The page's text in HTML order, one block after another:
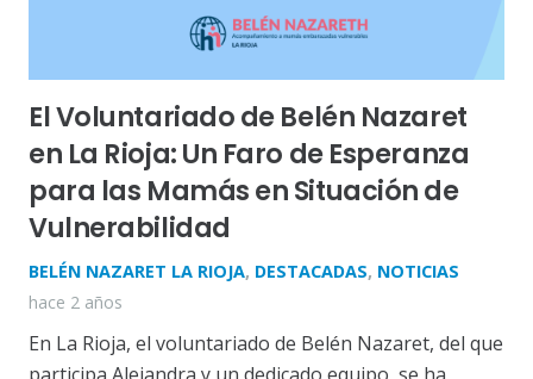
El Voluntariado de Belén Nazaret
en La Rioja: Un Faro de Esperanza
para las Mamás en Situación de
Vulnerabilidad
BELÉN NAZARET LA RIOJA, DESTACADAS, NOTICIAS
hace 2 años
En La Rioja, el voluntariado de Belén Nazaret, del que